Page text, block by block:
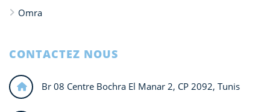
Omra
CONTACTEZ NOUS
Br 08 Centre Bochra El Manar 2, CP 2092, Tunis